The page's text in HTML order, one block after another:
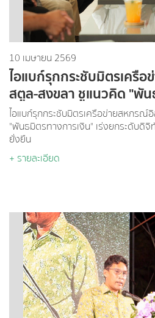
10 เมษายน 2569
ไอแบก์รุกกระชับมิตรเครื
สตูล-สงขลา ชูแนวคิด "พัน
เร่งยกระดับดิจิทัลและบริก
ยั่งยืน
ไอแบก์รุกกระชับมิตรเครือข่ายสหกร
"พันธมิตรทางการเงิน" เร่งยกระดับดิ
ยั่งยืน
+ รายละเอียด